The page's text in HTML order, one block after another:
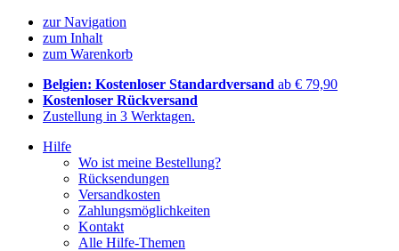
zur Navigation
zum Inhalt
zum Warenkorb
Belgien: Kostenloser Standardversand ab € 79,90
Kostenloser Rückversand
Zustellung in 3 Werktagen.
Hilfe
Wo ist meine Bestellung?
Rücksendungen
Versandkosten
Zahlungsmöglichkeiten
Kontakt
Alle Hilfe-Themen